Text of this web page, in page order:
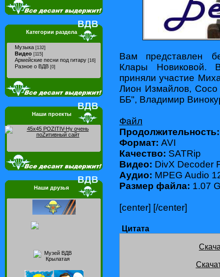
Категории раздела
Музыка [132]
Видео [115]
Армейские песни под гитару [16]
Разное о ВДВ [0]
Наши проекты
Наши друзья
Вам представлен
Клары Новиковой.
приняли участие
Лион Измайлов,
ББ", Владимир
Файл
Формат: AVI
Качество: SATRip
Видео: DivX Decoder
Аудио: MPEG Audio
Размер файла: 1.07
[center] [/center]
Цитата